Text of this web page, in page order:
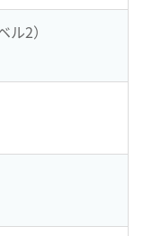
2）